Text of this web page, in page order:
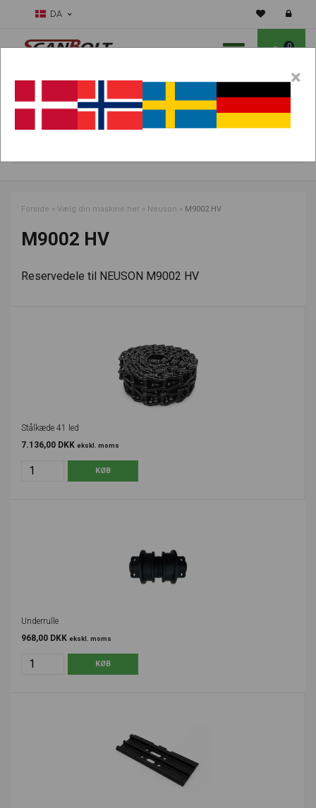
DA
0
Forside » Vælg din maskine her » Neuson » M9002 HV
M9002 HV
Reservedele til NEUSON M9002 HV
Stålkæde 41 led
7.136,00 DKK ekskl. moms
Underrulle
968,00 DKK ekskl. moms
×